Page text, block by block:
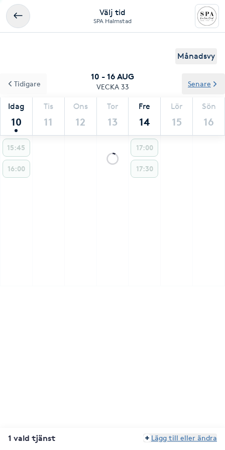
Välj tid
SPA Halmstad
Månadsvy
10 - 16 AUG
VECKA 33
Idag
10
Tis
11
Ons
12
Tor
13
Fre
14
Lör
15
Sön
16
Tidigare Senare
15:45
16:00
17:00
17:30
1 vald tjänst Lägg till eller ändra